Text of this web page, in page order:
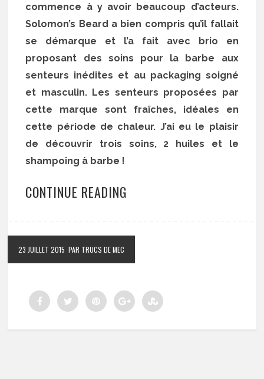
commence à y avoir beaucoup d’acteurs.
Solomon’s Beard a bien compris qu’il fallait
se démarque et l’a fait avec brio en
proposant des soins pour la barbe aux
senteurs inédites et au packaging soigné
et masculin. Les senteurs proposées par
cette marque sont fraîches, idéales en
cette période de chaleur. J’ai eu le plaisir
de découvrir trois soins, 2 huiles et le
shampoing à barbe !
CONTINUE READING
23 JUILLET 2015 PAR TRUCS DE MEC